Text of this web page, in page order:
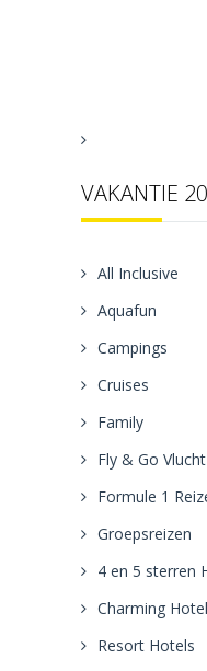
VAKANTIE
All Inclusive
Aquafun
Campings
Cruises
Family
Fly & Go
Formule 1
Groepsreizen
4 en 5 sterren
Charming
Resort Hotels